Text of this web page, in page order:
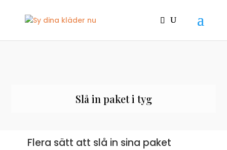
Slå in paket i tyg
Flera sätt att slå in sina paket